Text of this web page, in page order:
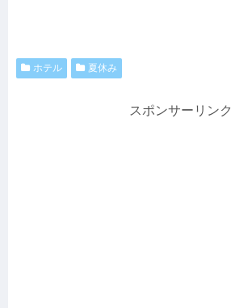
ホテル 夏休み
スポンサーリンク